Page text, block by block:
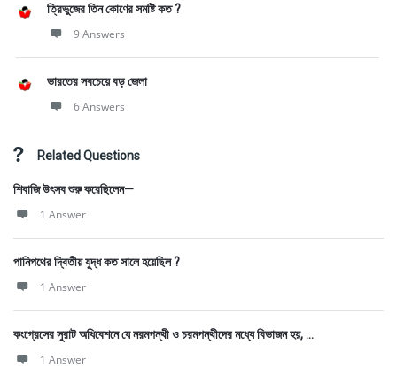
ত্রিভুজের তিন কোণের সমষ্টি কত ?
9 Answers
ভারতের সবচেয়ে বড় জেলা
6 Answers
Related Questions
শিবাজি উৎসব শুরু করেছিলেন—
1 Answer
পানিপথের দ্বিতীয় যুদ্ধ কত সালে হয়েছিল ?
1 Answer
কংগ্রেসের সুরাট অধিবেশনে যে নরমপন্থী ও চরমপন্থীদের মধ্যে বিভাজন হয়, ...
1 Answer